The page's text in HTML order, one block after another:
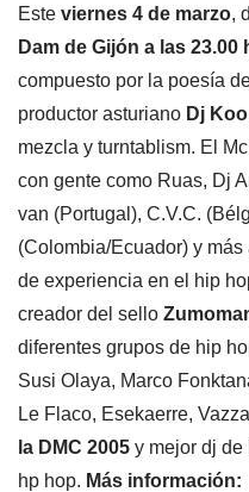
Este viernes 4 de marzo,
Dam de Gijón a las 23.00
compuesto por la poesía
productor asturiano Dj Koo
mezcla y turntablism. El
con gente como Ruas, Dj
van (Portugal), C.V.C.
(Colombia/Ecuador) y
de experiencia en el hip
creador del sello
diferentes grupos de hip
Susi Olaya, Marco
Le Flaco, Esekaerre,
la DMC 2005 y mejor dj de
hp hop. Más información: